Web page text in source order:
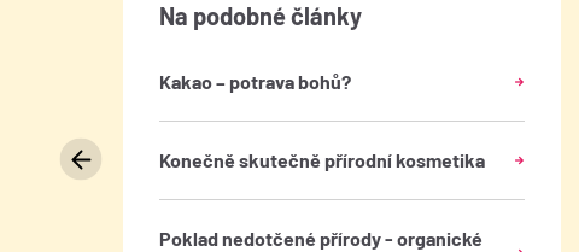
Na podobné články
Kakao – potrava bohů?
Konečně skutečně přírodní kosmetika
Poklad nedotčené přírody - organické